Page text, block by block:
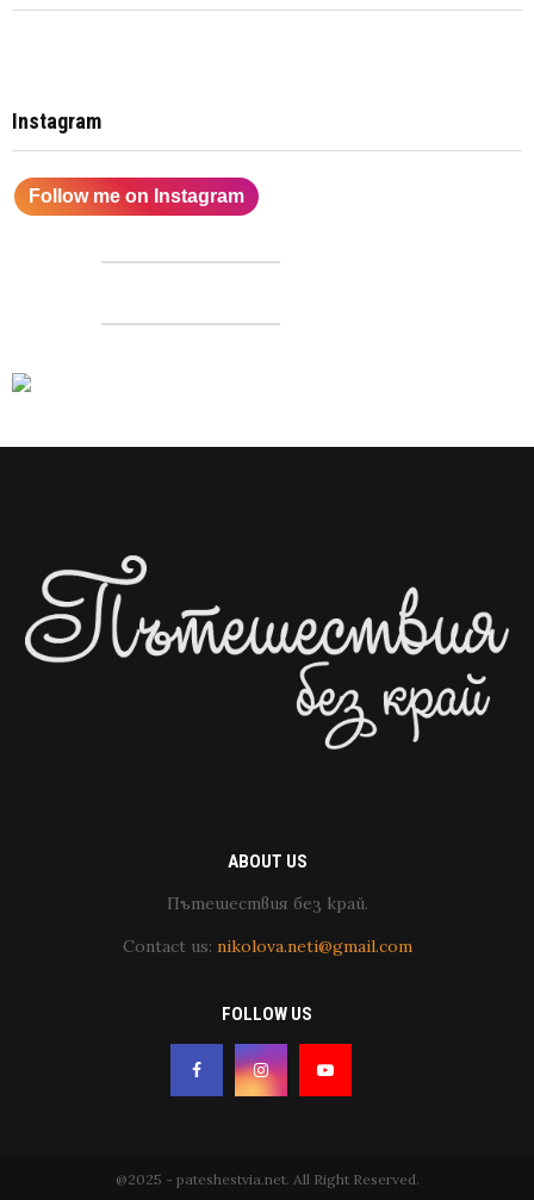
Instagram
Follow me on Instagram
ABOUT US
Пътешествия без край.
Contact us: nikolova.neti@gmail.com
FOLLOW US
@2025 - pateshestvia.net. All Right Reserved.